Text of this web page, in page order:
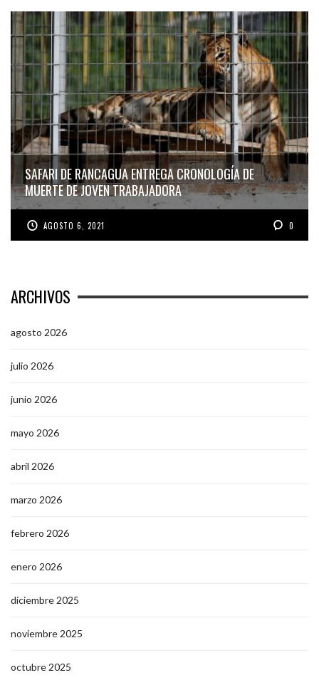
SAFARI DE RANCAGUA ENTREGA CRONOLOGÍA DE
MUERTE DE JOVEN TRABAJADORA
AGOSTO 6, 2021 0
ARCHIVOS
agosto 2026
julio 2026
junio 2026
mayo 2026
abril 2026
marzo 2026
febrero 2026
enero 2026
diciembre 2025
noviembre 2025
octubre 2025